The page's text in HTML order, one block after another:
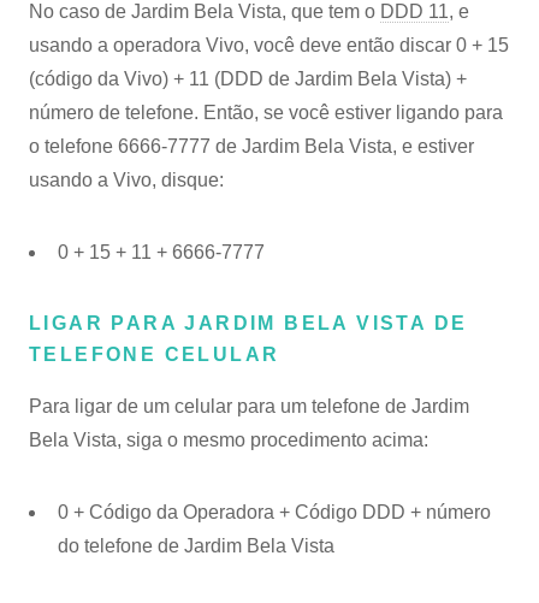
No caso de Jardim Bela Vista, que tem o DDD 11, e
usando a operadora Vivo, você deve então discar 0 + 15
(código da Vivo) + 11 (DDD de Jardim Bela Vista) +
número de telefone. Então, se você estiver ligando para
o telefone 6666-7777 de Jardim Bela Vista, e estiver
usando a Vivo, disque:
0 + 15 + 11 + 6666-7777
LIGAR PARA JARDIM BELA VISTA DE
TELEFONE CELULAR
Para ligar de um celular para um telefone de Jardim
Bela Vista, siga o mesmo procedimento acima:
0 + Código da Operadora + Código DDD + número
do telefone de Jardim Bela Vista